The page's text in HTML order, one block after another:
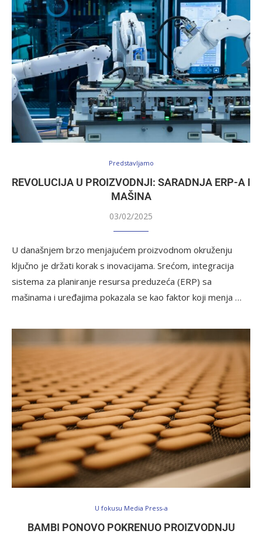
Predstavljamo
REVOLUCIJA U PROIZVODNJI: SARADNJA ERP-A I
MAŠINA
03/02/2025
U današnjem brzo menjajućem proizvodnom okruženju
ključno je držati korak s inovacijama. Srećom, integracija
sistema za planiranje resursa preduzeća (ERP) sa
mašinama i uređajima pokazala se kao faktor koji menja …
U fokusu Media Press-a
BAMBI PONOVO POKRENUO PROIZVODNJU